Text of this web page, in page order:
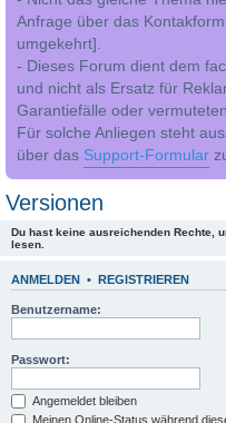
Anfrage über das
umgekehrt].
- Dieses Forum dient dem
und nicht als Ersatz für
Garantiefälle oder
Für solche Anliegen steht
über das Support-Formular
Versionen
Du hast keine ausreichenden Rechte,
lesen.
ANMELDEN • REGISTRIEREN
Benutzername:
Passwort:
Angemeldet bleiben
Meinen Online-Status während